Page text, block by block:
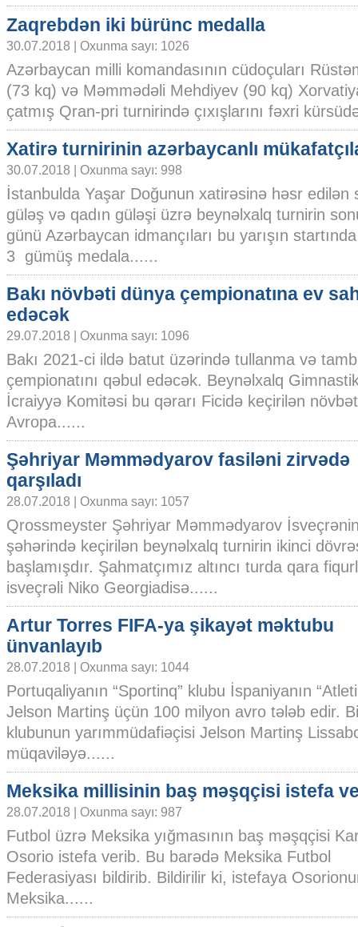
Zaqrebdən iki bürünc medalla
30.07.2018 | Oxunma sayı: 1026
Azərbaycan milli komandasının cüdoçuları
(73 kq) və Məmmədəli Mehdiyev (90 kq)
çatmış Qran-pri turnirində çıxışlarını fəxri
Xatirə turnirinin azərbaycanlı
30.07.2018 | Oxunma sayı: 998
İstanbulda Yaşar Doğunun xatirəsinə həsr edilən
güləş və qadın güləşi üzrə beynəlxalq turnirin
günü Azərbaycan idmançıları bu yarışın
3 gümüş medala......
Bakı növbəti dünya çempionatına ev
edəcək
29.07.2018 | Oxunma sayı: 1096
Bakı 2021-ci ildə batut üzərində tullanma və
çempionatını qəbul edəcək. Beynəlxalq
İcraiyyə Komitəsi bu qərarı Ficidə keçirilən
Avropa......
Şəhriyar Məmmədyarov fasiləni zirvədə
qarşıladı
28.07.2018 | Oxunma sayı: 1057
Qrossmeyster Şəhriyar Məmmədyarov
şəhərində keçirilən beynəlxalq turnirin ikinci
başlamışdır. Şahmatçımız altıncı turda qara
isveçrəli Niko Georgiadisə......
Artur Torres FIFA-ya şikayət məktubu
ünvanlayıb
28.07.2018 | Oxunma sayı: 1044
Portuqaliyanın “Sportinq” klubu İspaniyanın
Jelson Martinş üçün 100 milyon avro tələb edir.
klubunun yarımmüdafiəçisi Jelson Martinş
müqaviləyə......
Meksika millisinin baş məşqçisi istefa
28.07.2018 | Oxunma sayı: 987
Futbol üzrə Meksika yığmasının baş məşqçisi
Osorio istefa verib. Bu barədə Meksika Futbol
Federasiyası bildirib. Bildirilir ki, istefaya
Meksika......